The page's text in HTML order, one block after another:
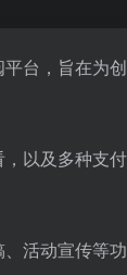
台，旨在
以及多种
活动宣传